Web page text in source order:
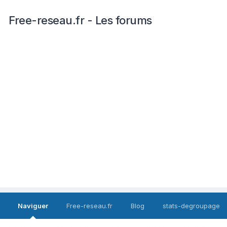
Free-reseau.fr - Les forums
Naviguer Free-reseau.fr Blog stats-degroupage